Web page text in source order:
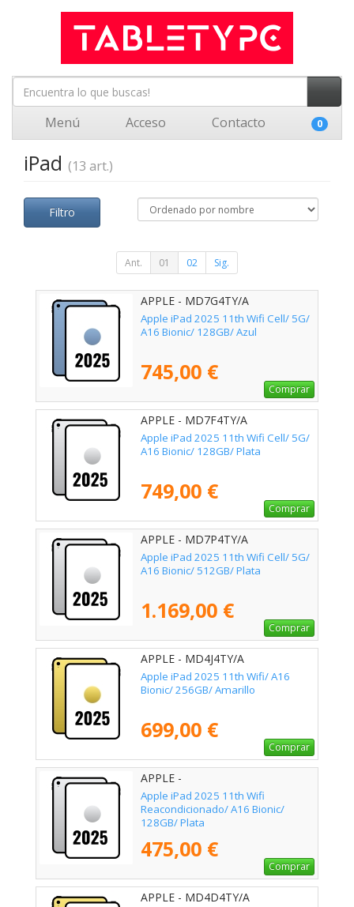
Menú Acceso Contacto 0
iPad (13 art.)
Filtro
Ant. 01 02 Sig.
APPLE - MD7G4TY/A
Apple iPad 2025 11th Wifi Cell/ 5G/
A16 Bionic/ 128GB/ Azul
745,00 €
Comprar
APPLE - MD7F4TY/A
Apple iPad 2025 11th Wifi Cell/ 5G/
A16 Bionic/ 128GB/ Plata
749,00 €
Comprar
APPLE - MD7P4TY/A
Apple iPad 2025 11th Wifi Cell/ 5G/
A16 Bionic/ 512GB/ Plata
1.169,00 €
Comprar
APPLE - MD4J4TY/A
Apple iPad 2025 11th Wifi/ A16
Bionic/ 256GB/ Amarillo
699,00 €
Comprar
APPLE -
Apple iPad 2025 11th Wifi
Reacondicionado/ A16 Bionic/
128GB/ Plata
475,00 €
Comprar
APPLE - MD4D4TY/A